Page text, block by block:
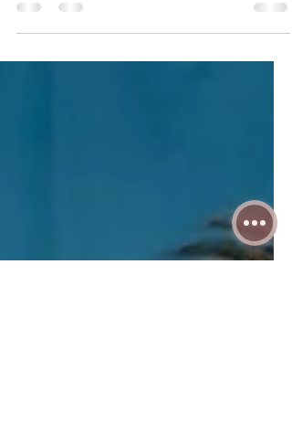
Die häufigsten Fehler bei freien Trauungen –
und wie ihr sie vermeidet. Für eine Zeremonie,